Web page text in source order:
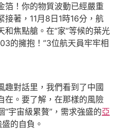
！你的物質波動已經嚴重
著，11月8日1時16分，航
焦點艙。在“家”等候的葉光
的擁抱！”3位航天員牢牢相
對話里，我們看到了中國
在。要了解，在那樣的風險
宇宙級累贅”，需求強盛的亞
的自負。